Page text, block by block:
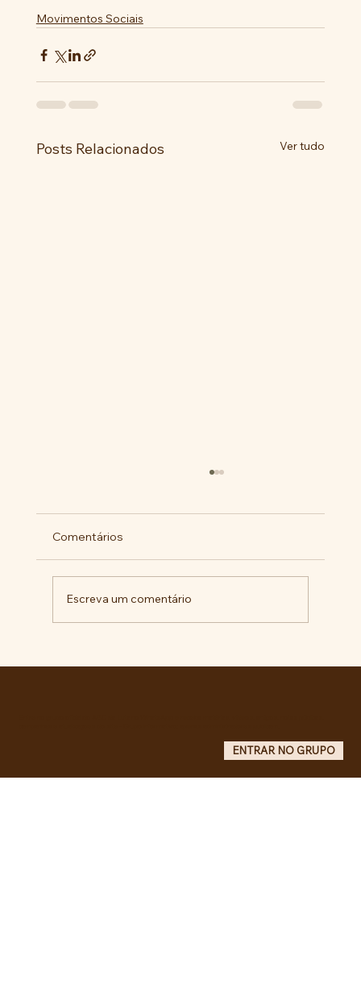
Movimentos Sociais
Posts Relacionados Ver tudo
Comentários
Escreva um comentário
ENTRAR NO GRUPO